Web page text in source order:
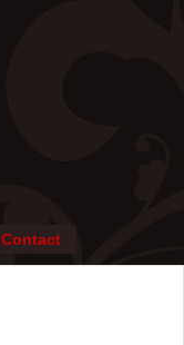
Contact